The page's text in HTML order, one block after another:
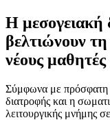
Η μεσογειακή
βελτιώνουν
νέους μαθητές
Σύμφωνα με πρόσφατη
διατροφής και η
λειτουργικής μνήμης